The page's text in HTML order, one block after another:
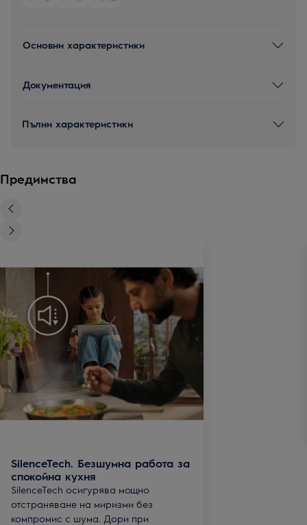
Основни характеристики
Документация
Пълни характеристики
Предимства
SilenceTech. Безшумна работа за
спокойна кухня
SilenceTech осигурява мощно
отстраняване на миризми без
компромис с шума. Дори при